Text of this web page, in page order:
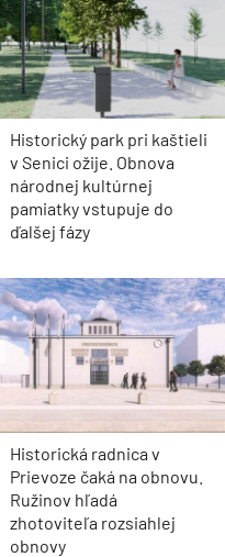
Historický park pri kaštieli
v Senici ožije. Obnova
národnej kultúrnej
pamiatky vstupuje do
ďalšej fázy
Historická radnica v
Prievoze čaká na obnovu.
Ružinov hľadá
zhotoviteľa rozsiahlej
obnovy